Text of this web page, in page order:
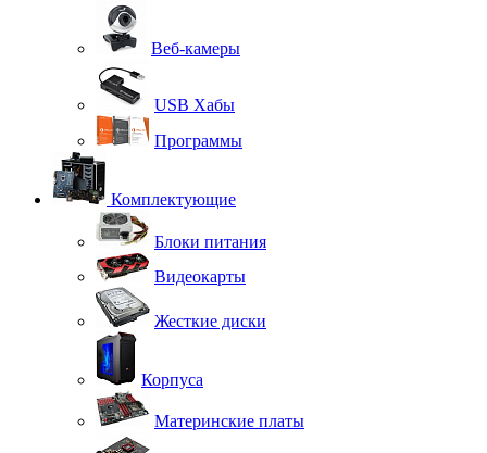
Веб-камеры
USB Хабы
Программы
Комплектующие
Блоки питания
Видеокарты
Жесткие диски
Корпуса
Материнские платы